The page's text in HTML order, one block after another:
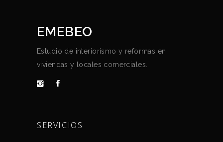
EMEBEO
Estudio de interiorismo y reformas en
viviendas y locales comerciales.
SERVICIOS